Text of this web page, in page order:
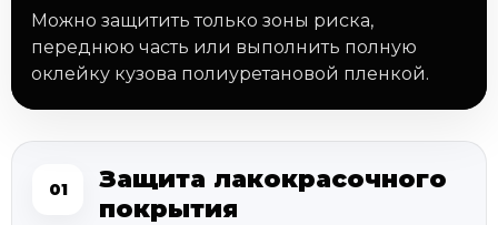
Можно защитить только зоны риска,
переднюю часть или выполнить полную
оклейку кузова полиуретановой пленкой.
01
Защита лакокрасочного
покрытия